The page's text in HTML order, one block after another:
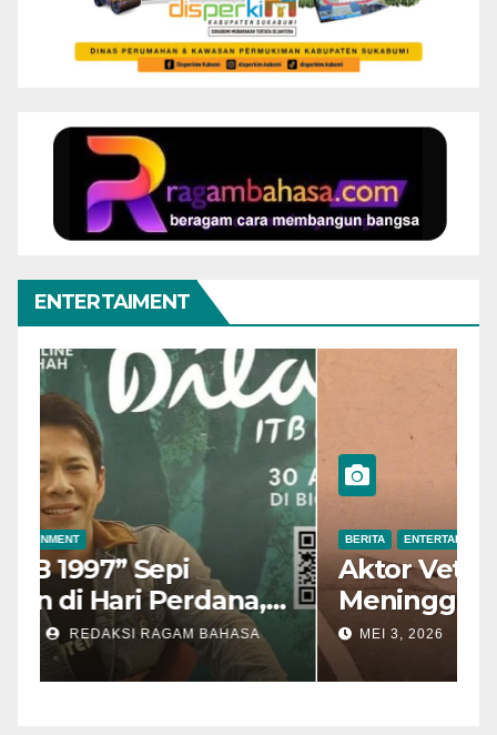
ENTERTAIMENT
BERITA ENTERTAINMENT
“Dilan ITB 1997” Sepi
Penonton di Hari Perdana,
Pengamat Nilai Cerita
Kurang Kuat
MEI 7, 2026 REDAKSI RAGAM BAHASA